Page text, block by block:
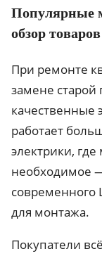
Популярные
обзор
При ремонте
замене
качественные
работает
электрики,
необходимое
современного
для монтажа.
Покупатели